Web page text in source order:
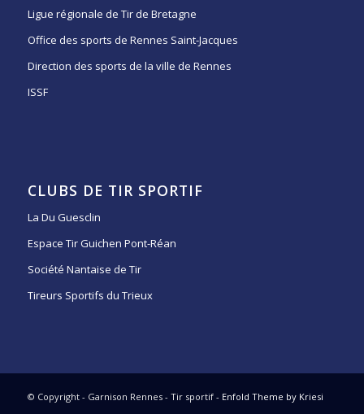
Ligue régionale de Tir de Bretagne
Office des sports de Rennes Saint-Jacques
Direction des sports de la ville de Rennes
ISSF
CLUBS DE TIR SPORTIF
La Du Guesclin
Espace Tir Guichen Pont-Réan
Société Nantaise de Tir
Tireurs Sportifs du Trieux
© Copyright - Garnison Rennes - Tir sportif - Enfold Theme by Kriesi